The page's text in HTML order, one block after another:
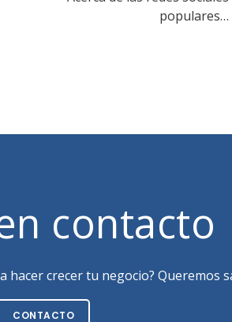
populares…
contacto
crecer tu negocio? Queremos
CONTACTO